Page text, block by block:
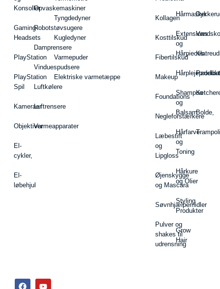
Konsoller
Gaming-
Headsets
PlayStation
PlayStation
Spil
Kameraer
Objektiver
El-
cykler,
El-
løbehjul
Opvaskemaskiner
Robotstøvsugere
Damprensere
Vinduespudsere
Luftkølere
Luftrensere
Varmeapparater
Tyngdedyner
Kugledyner
Varmepuder
Elektriske varmetæppe
Kollagen
Kosttilskud
Fibertilskud
Makeup
Foundations
Negleforstærkere
Læbestift
og
Lipgloss
Øjenskygge
og Mascara
Søvnhjælpemidler
Pulver og
shakes til
udrensning
Hårmasker
Extensions
og
Hårpieces
Shampoo
og
Balsam
Hårfarve
og
Toning
Hårkure
og Olier
Styling
Produkter
Grow
Hair
Vandsko
Bolde,